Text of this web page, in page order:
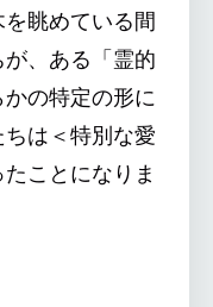
眺めている間
、ある「霊的
の特定の形に
は＜特別な愛
ことになりま